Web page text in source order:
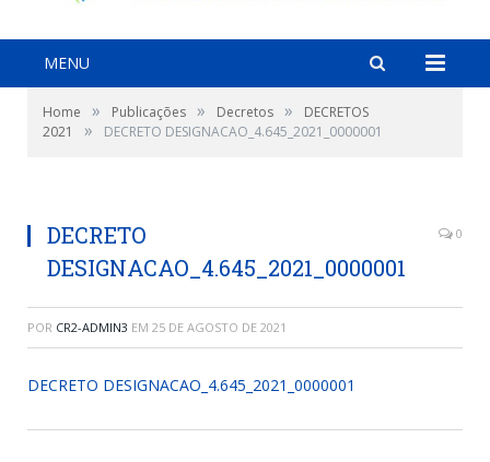
MENU
Home » Publicações » Decretos »
DECRETOS
2021
» DECRETO DESIGNACAO_4.645_2021_0000001
DECRETO
DESIGNACAO_4.645_2021_0000001
0
POR CR2-ADMIN3 EM 25 DE AGOSTO DE 2021
DECRETO DESIGNACAO_4.645_2021_0000001